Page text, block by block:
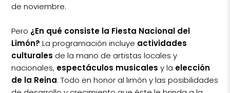
de noviembre.
Pero ¿En qué consiste la Fiesta Nacional del
Limón? La programación incluye actividades
culturales de la mano de artistas locales y
nacionales, espectáculos musicales y la elección
de la Reina. Todo en honor al limón y las posibilidades